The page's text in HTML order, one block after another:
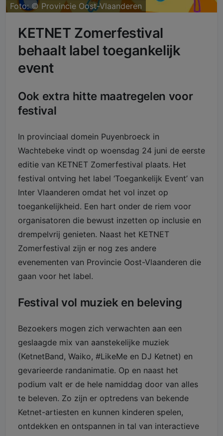
Foto: © Provincie Oost-Vlaanderen
KETNET Zomerfestival
behaalt label toegankelijk
event
Ook extra hitte maatregelen voor
festival
In provinciaal domein Puyenbroeck in
Wachtebeke vindt op woensdag 24 juni de eerste
editie van KETNET Zomerfestival plaats. Het
festival ontving het label ‘Toegankelijk Event’ van
Inter Vlaanderen omdat het vol inzet op
toegankelijkheid. Een hart onder de riem voor
organisatoren die bewust inzetten op inclusie en
drempelvrij genieten. Naast het KETNET
Zomerfestival zijn er nog zes andere
evenementen van Provincie Oost-Vlaanderen die
gaan voor het label.
Festival vol muziek en beleving
Bezoekers mogen zich verwachten aan een
geslaagde mix van aanstekelijke muziek
(KetnetBand, Waiko, #LikeMe en DJ Ketnet) en
gevarieerde randanimatie. Op en naast het
podium valt er de hele namiddag door van alles
te beleven. Zo zijn er optredens van bekende
Ketnet-artiesten en kunnen kinderen spelen,
ontdekken en ontspannen in tal van interactieve